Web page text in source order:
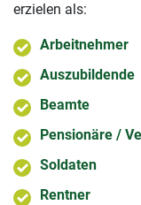
erzielen als:
Arbeitnehmer
Auszubildende
Beamte
Pensionäre /
Soldaten
Rentner